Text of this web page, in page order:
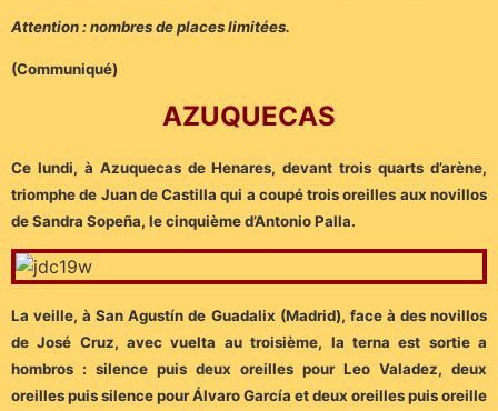
Attention : nombres de places limitées.
(Communiqué)
AZUQUECAS
Ce lundi, à Azuquecas de Henares, devant trois quarts d’arène,
triomphe de Juan de Castilla qui a coupé trois oreilles aux novillos
de Sandra Sopeña, le cinquième d’Antonio Palla.
La veille, à San Agustín de Guadalix (Madrid), face à des novillos
de José Cruz, avec vuelta au troisième, la terna est sortie a
hombros : silence puis deux oreilles pour Leo Valadez, deux
oreilles puis silence pour Álvaro García et deux oreilles puis oreille